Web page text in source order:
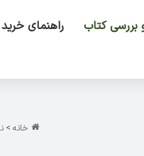
بررسی کتاب راهنمای
خانه >